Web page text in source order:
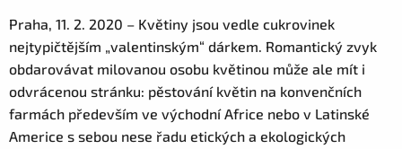
Praha, 11. 2. 2020 – Květiny jsou vedle cukrovinek
nejtypičtějším „valentinským“ dárkem. Romantický zvyk
obdarovávat milovanou osobu květinou může ale mít i
odvrácenou stránku: pěstování květin na konvenčních
farmách především ve východní Africe nebo v Latinské
Americe s sebou nese řadu etických a ekologických